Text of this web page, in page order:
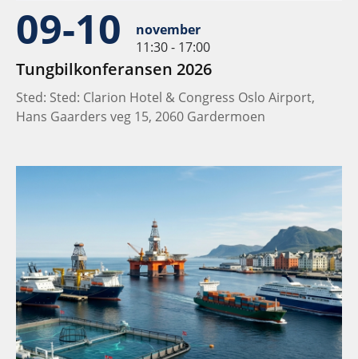
09-10
november
11:30 - 17:00
Tungbilkonferansen 2026
Sted: Sted: Clarion Hotel & Congress Oslo Airport,
Hans Gaarders veg 15, 2060 Gardermoen